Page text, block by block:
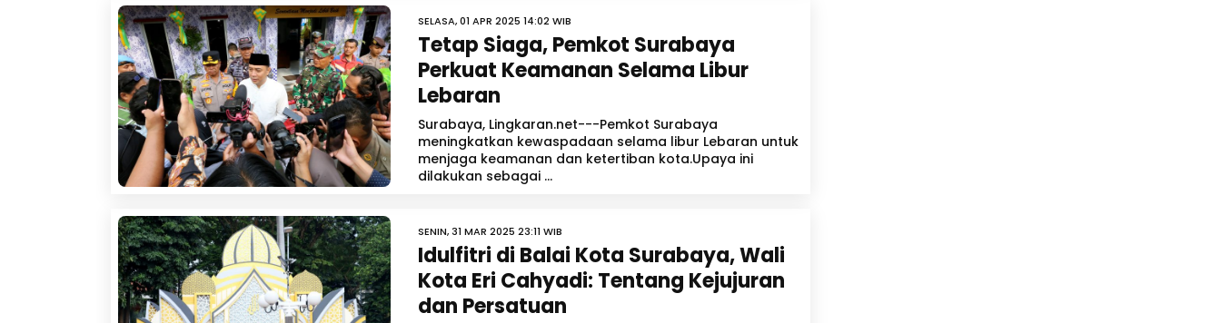
SELASA, 01 APR 2025 14:02 WIB
Tetap Siaga, Pemkot Surabaya
Perkuat Keamanan Selama Libur
Lebaran
Surabaya, Lingkaran.net---Pemkot Surabaya
meningkatkan kewaspadaan selama libur Lebaran untuk
menjaga keamanan dan ketertiban kota.Upaya ini
dilakukan sebagai ...
SENIN, 31 MAR 2025 23:11 WIB
Idulfitri di Balai Kota Surabaya, Wali
Kota Eri Cahyadi: Tentang Kejujuran
dan Persatuan